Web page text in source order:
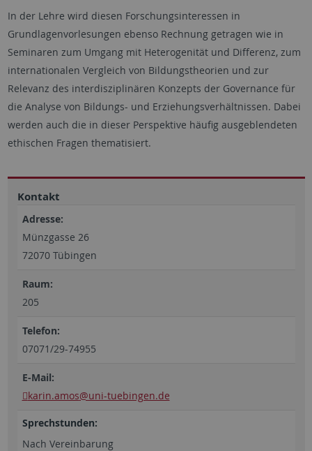
In der Lehre wird diesen Forschungsinteressen in
Grundlagenvorlesungen ebenso Rechnung getragen wie in
Seminaren zum Umgang mit Heterogenität und Differenz, zum
internationalen Vergleich von Bildungstheorien und zur
Relevanz des interdisziplinären Konzepts der Governance für
die Analyse von Bildungs- und Erziehungsverhältnissen. Dabei
werden auch die in dieser Perspektive häufig ausgeblendeten
ethischen Fragen thematisiert.
Kontakt
Adresse:
Münzgasse 26
72070 Tübingen
Raum:
205
Telefon:
07071/29-74955
E-Mail:
karin.amos@uni-tuebingen.de
Sprechstunden:
Nach Vereinbarung